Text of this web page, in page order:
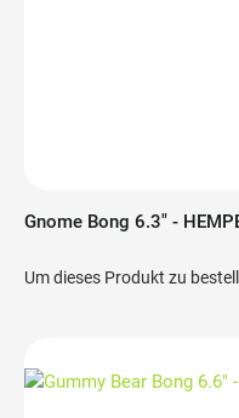
Gnome Bong 6.3" -
Um dieses Produkt zu